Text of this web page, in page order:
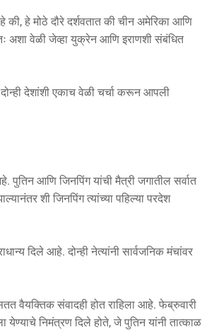
की, हे मोठे दौरे दर्शवतात की चीन अमेरिका आणि
अशा वेळी जेव्हा युक्रेन आणि इराणशी संबंधित
देशांशी एकाच वेळी चर्चा करून आपली
आणि जिनपिंग यांची मैत्री जगातील सर्वात
शी जिनपिंग त्यांच्या पहिल्या परदेश
दिले आहे. दोन्ही नेत्यांनी सार्वजनिक मंचांवर
वैयक्तिक संवादही होत राहिला आहे. फेब्रुवारी
येण्याचे निमंत्रण दिले होते, जे पुतिन यांनी तात्काळ